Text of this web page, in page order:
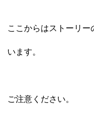
ここからはストーリー
います。
ご注意ください。